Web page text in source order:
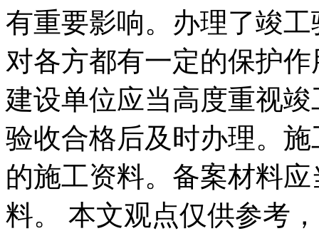
有重要影响。办理了竣
对各方都有一定的保护
建设单位应当高度重视
验收合格后及时办理。
的施工资料。备案材料
料。 本文观点仅供参考